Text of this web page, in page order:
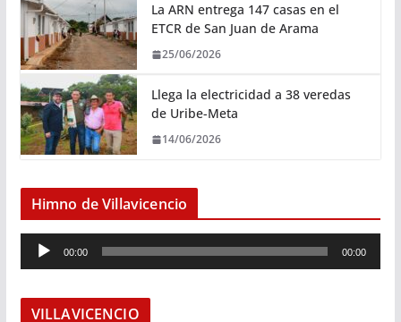
La ARN entrega 147 casas en el
ETCR de San Juan de Arama
25/06/2026
Llega la electricidad a 38 veredas
de Uribe-Meta
14/06/2026
Himno de Villavicencio
e
00:00 00:00
VILLAVICENCIO